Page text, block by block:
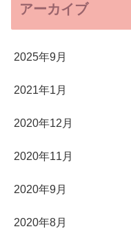
アーカイブ
2025年9月
2021年1月
2020年12月
2020年11月
2020年9月
2020年8月